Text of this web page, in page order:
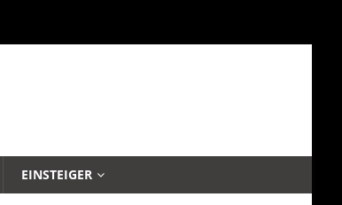
EINSTEIGER